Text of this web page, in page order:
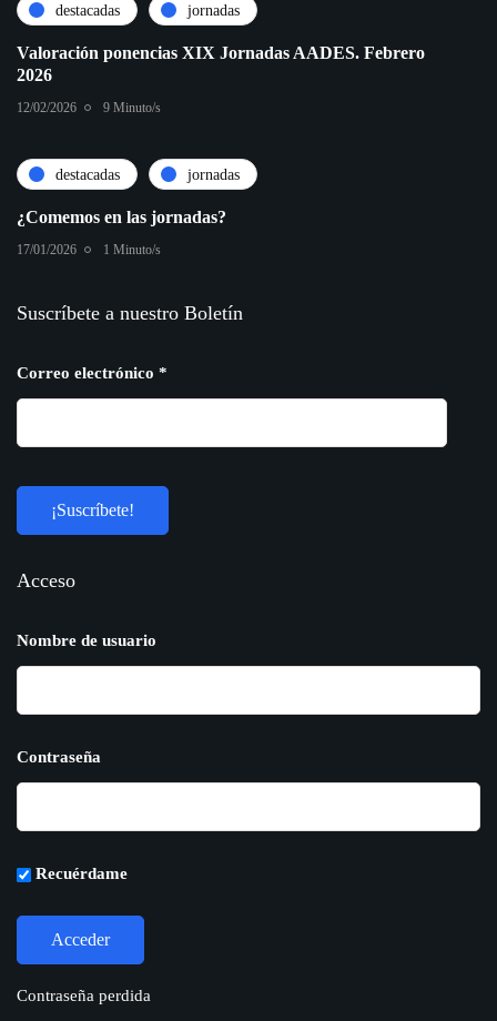
destacadas jornadas
Valoración ponencias XIX Jornadas AADES. Febrero
2026
12/02/2026 9 Minuto/s
destacadas jornadas
¿Comemos en las jornadas?
17/01/2026 1 Minuto/s
Suscríbete a nuestro Boletín
Correo electrónico *
Acceso
Nombre de usuario
Contraseña
Recuérdame
Contraseña perdida